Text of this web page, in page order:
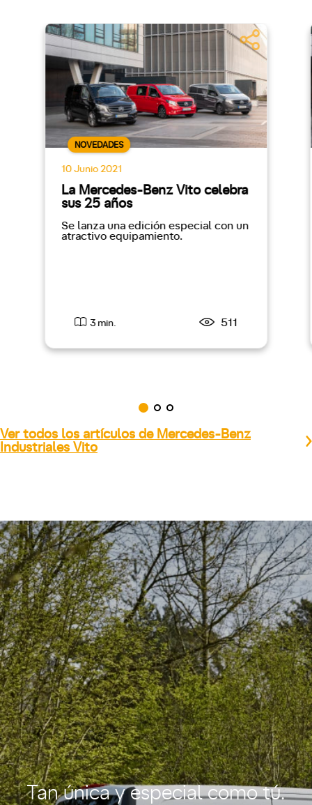
NOVEDADES
10 Junio 2021
La Mercedes-Benz Vito celebra
sus 25 años
Se lanza una edición especial con un
atractivo equipamiento.
3 min. 511
Ver todos los artículos de Mercedes-Benz
Industriales Vito
Tan única y especial como tú.